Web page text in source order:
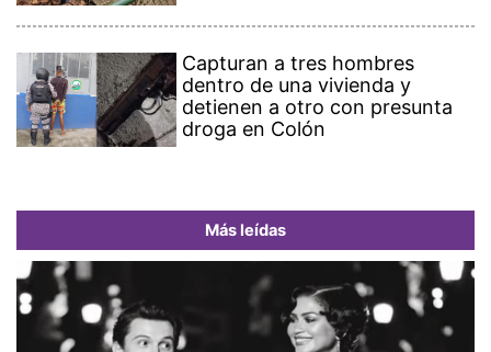
Capturan a tres hombres
dentro de una vivienda y
detienen a otro con presunta
droga en Colón
Más leídas